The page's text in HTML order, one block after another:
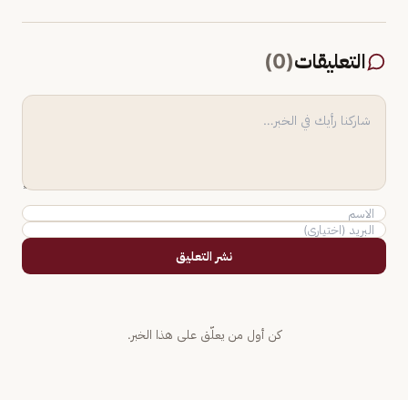
التعليقات(
0
)
نشر التعليق
كن أول من يعلّق على هذا الخبر.